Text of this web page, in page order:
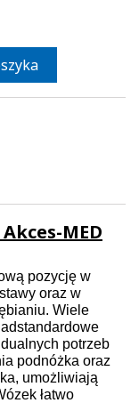
MED
pozycję w
oraz w
Wiele
potrzeb
podnóżka oraz
umożliwiają
łatwo